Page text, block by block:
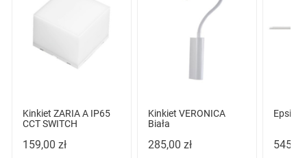
Kinkiet ZARIA A IP65
CCT SWITCH
159,00 zł
Kinkiet VERONICA
Biała
285,00 zł
Epsilon
545,00